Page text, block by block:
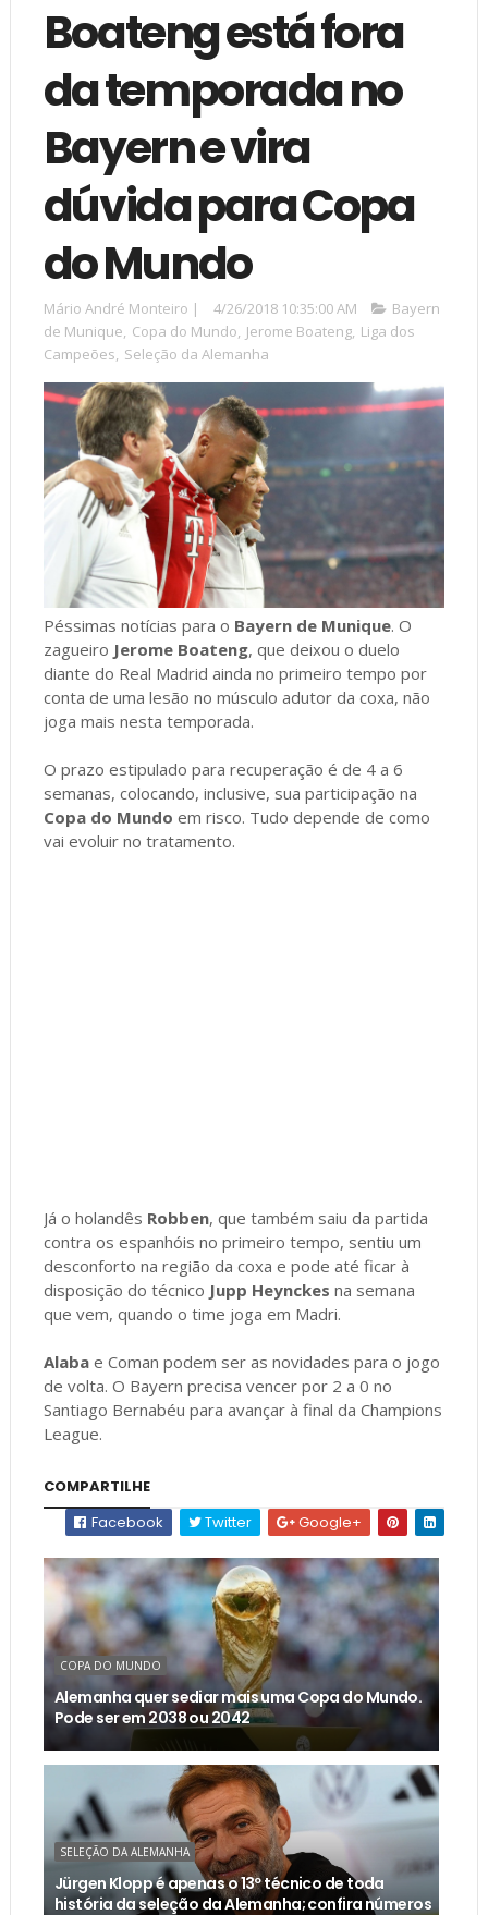
Boateng está fora
da temporada no
Bayern e vira
dúvida para Copa
do Mundo
Mário André Monteiro | 4/26/2018 10:35:00 AM
Bayern
de Munique, Copa do Mundo, Jerome Boateng, Liga dos
Campeões, Seleção da Alemanha
Péssimas notícias para o Bayern de Munique. O
zagueiro Jerome Boateng, que deixou o duelo
diante do Real Madrid ainda no primeiro tempo por
conta de uma lesão no músculo adutor da coxa, não
joga mais nesta temporada.
O prazo estipulado para recuperação é de 4 a 6
semanas, colocando, inclusive, sua participação na
Copa do Mundo em risco. Tudo depende de como
vai evoluir no tratamento.
Já o holandês Robben, que também saiu da partida
contra os espanhóis no primeiro tempo, sentiu um
desconforto na região da coxa e pode até ficar à
disposição do técnico Jupp Heynckes na semana
que vem, quando o time joga em Madri.
Alabae Coman podem ser as novidades para o jogo
de volta. O Bayern precisa vencer por 2 a 0 no
Santiago Bernabéu para avançar à final da Champions
League.
COMPARTILHE
Facebook
Twitter Google+
COPA DO MUNDO
Alemanha quer sediar mais uma Copa do Mundo.
Pode ser em 2038 ou 2042
SELEÇÃO DA ALEMANHA
Jürgen Klopp é apenas o 13º técnico de toda
história da seleção da Alemanha; confira números